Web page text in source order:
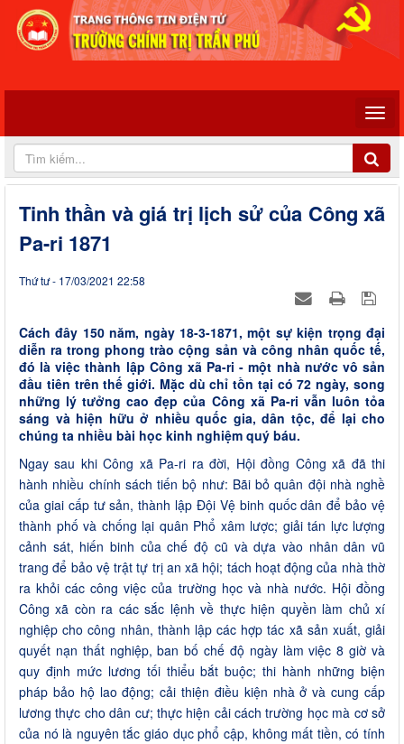
Tinh thần và giá trị lịch sử của Công xã
Pa-ri 1871
Thứ tư - 17/03/2021 22:58
Cách đây 150 năm, ngày 18-3-1871, một sự kiện trọng đại
diễn ra trong phong trào cộng sản và công nhân quốc tế,
đó là việc thành lập Công xã Pa-ri - một nhà nước vô sản
đầu tiên trên thế giới. Mặc dù chỉ tồn tại có 72 ngày, song
những lý tưởng cao đẹp của Công xã Pa-ri vẫn luôn tỏa
sáng và hiện hữu ở nhiều quốc gia, dân tộc, để lại cho
chúng ta nhiều bài học kinh nghiệm quý báu.
Ngay sau khi Công xã Pa-ri ra đời, Hội đồng Công xã đã thi
hành nhiều chính sách tiến bộ như: Bãi bỏ quân đội nhà nghề
của giai cấp tư sản, thành lập Đội Vệ binh quốc dân để bảo vệ
thành phố và chống lại quân Phổ xâm lược; giải tán lực lượng
cảnh sát, hiến binh của chế độ cũ và dựa vào nhân dân vũ
trang để bảo vệ trật tự trị an xã hội; tách hoạt động của nhà thờ
ra khỏi các công việc của trường học và nhà nước. Hội đồng
Công xã còn ra các sắc lệnh về thực hiện quyền làm chủ xí
nghiệp cho công nhân, thành lập các hợp tác xã sản xuất, giải
quyết nạn thất nghiệp, ban bố chế độ ngày làm việc 8 giờ và
quy định mức lương tối thiểu bắt buộc; thi hành những biện
pháp bảo hộ lao động; cải thiện điều kiện nhà ở và cung cấp
lương thực cho dân cư; thực hiện cải cách trường học mà cơ sở
của nó là nguyên tắc giáo dục phổ cập, không mất tiền, có tính